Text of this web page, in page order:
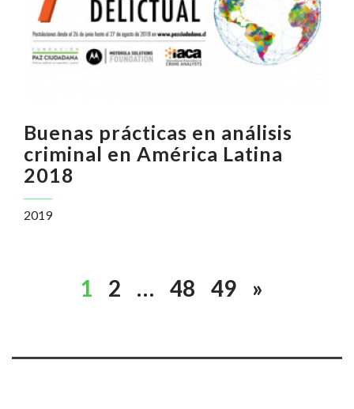
Buenas prácticas en análisis
criminal en América Latina
2018
2019
1 2 … 48 49 »